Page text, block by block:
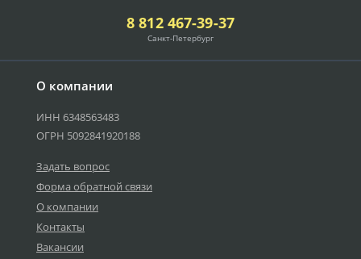
О компании
ИНН 6348563483
ОГРН 5092841920188
Задать вопрос
Форма обратной связи
О компании
Контакты
Вакансии
8 812 467-39-37
Санкт-Петербург